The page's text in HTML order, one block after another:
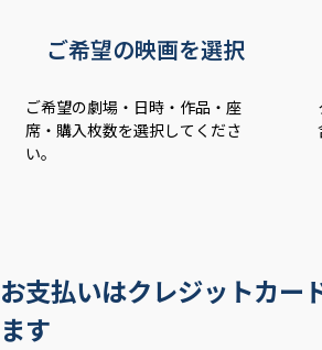
ご希望の映画を選択
ご希望の劇場・日時・作品・座
席・購入枚数を選択してくださ
い。
お支払いはクレジットカー
ます